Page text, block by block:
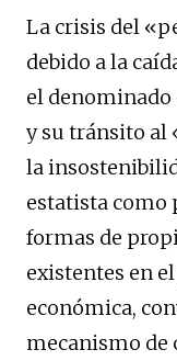
La crisis del
debido a la
el
y su tránsito al
la
estatista como
formas de
existentes en
económica,
mecanismo de